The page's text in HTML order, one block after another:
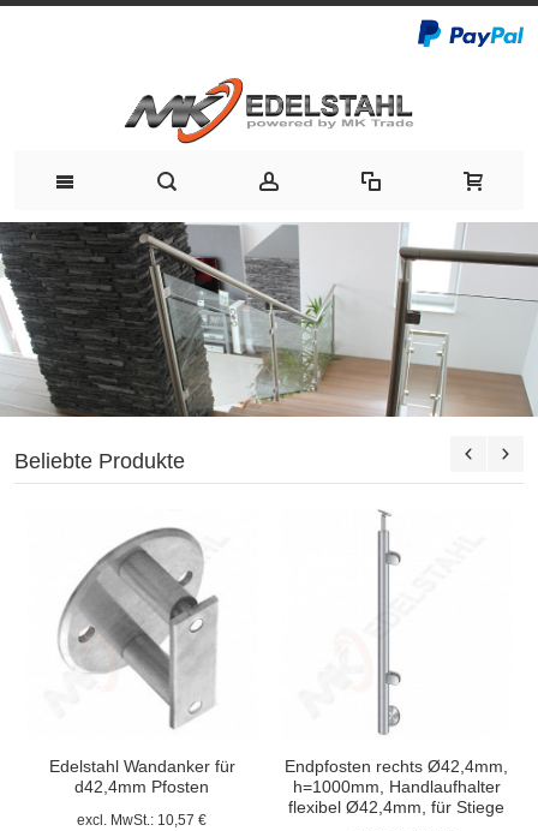
Beliebte Produkte
Edelstahl Wandanker für
d42,4mm Pfosten
excl. MwSt.: 10,57 €
Endpfosten rechts Ø42,4mm,
h=1000mm, Handlaufhalter
flexibel Ø42,4mm, für Stiege